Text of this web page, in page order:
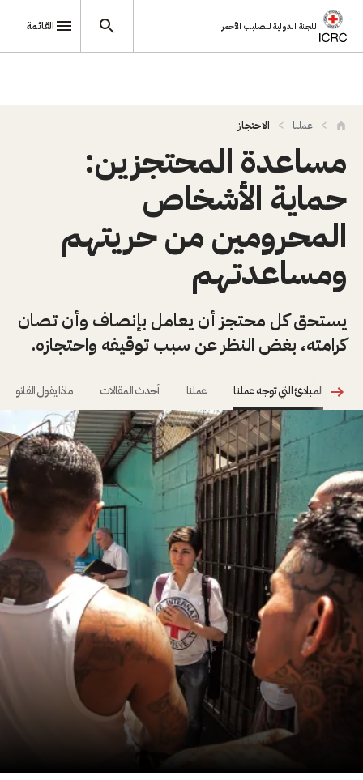
تجاوز إلى المحتوى الرئيسي
اللجنة الدولية للصليب الأحمر القائمة
عملنا الاحتجاز
مساعدة المحتجزين:
حماية الأشخاص
المحرومين من حريتهم
ومساعدتهم
يستحق كل محتجز أن يعامل بإنصاف وأن تصان
كرامته، بغض النظر عن سبب توقيفه واحتجازه.
المبادئ التي توجه عملنا عملنا أحدث المقالات ماذا يقول القانون؟